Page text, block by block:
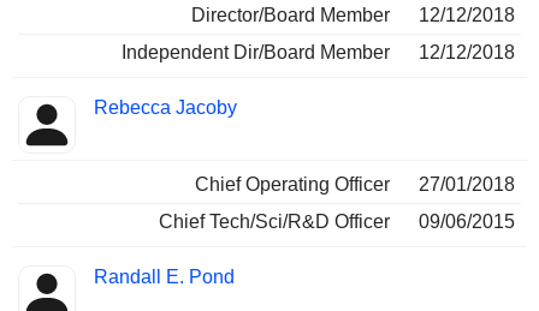
Director/Board Member
12/12/2018
Independent Dir/Board Member
12/12/2018
Rebecca Jacoby
Chief Operating Officer
27/01/2018
Chief Tech/Sci/R&D Officer
09/06/2015
Randall E. Pond